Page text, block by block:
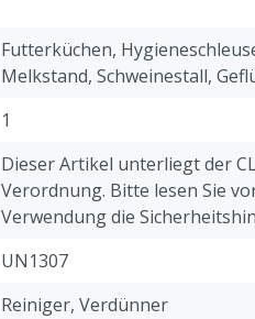
Futterküchen,
Melkstand, Schweinestall,
1
Dieser Artikel unterliegt der
Verordnung. Bitte lesen Sie
Verwendung die
UN1307
Reiniger, Verdünner